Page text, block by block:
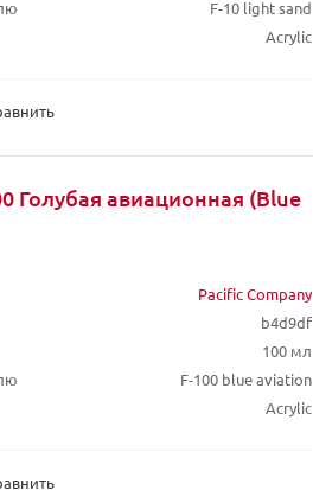
F-10 light sand
Acrylic
Голубая авиационная (Blue
Pacific Company
b4d9df
100 мл
F-100 blue aviation
Acrylic